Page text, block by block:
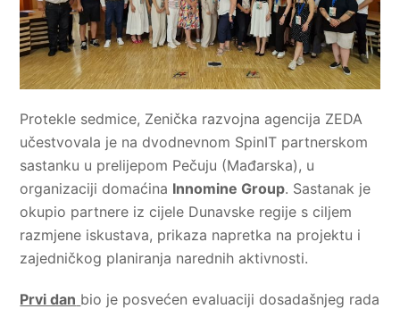
Protekle sedmice, Zenička razvojna agencija ZEDA
učestvovala je na dvodnevnom SpinIT partnerskom
sastanku u prelijepom Pečuju (Mađarska), u
organizaciji domaćina Innomine Group. Sastanak je
okupio partnere iz cijele Dunavske regije s ciljem
razmjene iskustava, prikaza napretka na projektu i
zajedničkog planiranja narednih aktivnosti.
Prvi dan bio je posvećen evaluaciji dosadašnjeg rada